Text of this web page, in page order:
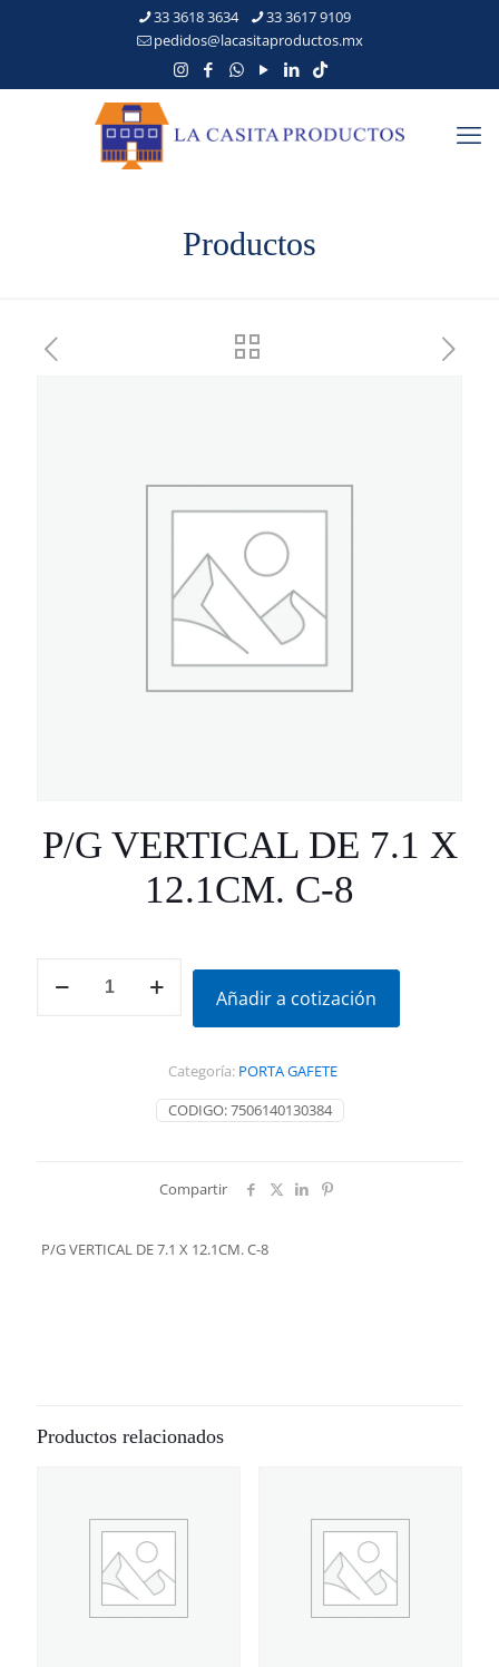
33 3618 3634
33 3617 9109
pedidos@lacasitaproductos.mx
Productos
P/G VERTICAL DE 7.1 X
12.1CM. C-8
VERTICAL
Añadir a cotización
CODIGO:7506140130384
Categoría: PORTA GAFETE
Compartir
P/G VERTICAL DE 7.1 X 12.1CM. C-8
Productos relacionados